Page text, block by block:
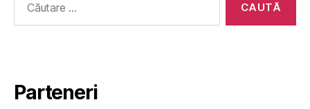
după:
Parteneri